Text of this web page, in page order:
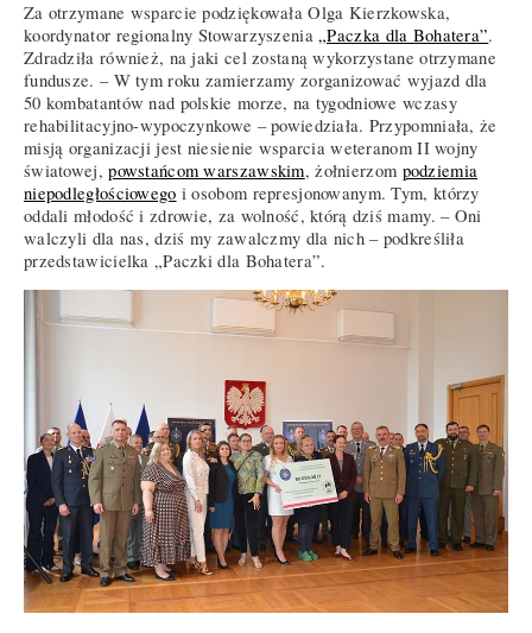
Za otrzymane wsparcie podziękowała Olga Kierzkowska,
koordynator regionalny Stowarzyszenia„Paczka dla Bohatera”.
Zdradziła również, na jaki cel zostaną wykorzystane otrzymane
fundusze. – W tym roku zamierzamy zorganizować wyjazd dla
50 kombatantów nad polskie morze, na tygodniowe wczasy
rehabilitacyjno-wypoczynkowe – powiedziała. Przypomniała, że
misją organizacji jest niesienie wsparcia weteranom II wojny
światowej,powstańcom warszawskim, żołnierzom podziemia
niepodległościowego i osobom represjonowanym. Tym, którzy
oddali młodość i zdrowie, za wolność, którą dziś mamy. – Oni
walczyli dla nas, dziś my zawalczmy dla nich – podkreśliła
przedstawicielka „Paczki dla Bohatera”.